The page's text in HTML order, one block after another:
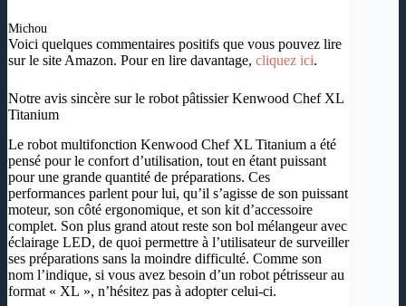
Michou
Voici quelques commentaires positifs que vous pouvez lire
sur le site Amazon. Pour en lire davantage, cliquez ici.
Notre avis sincère sur le robot pâtissier Kenwood Chef XL
Titanium
Le robot multifonction Kenwood Chef XL Titanium a été
pensé pour le confort d’utilisation, tout en étant puissant
pour une grande quantité de préparations. Ces
performances parlent pour lui, qu’il s’agisse de son puissant
moteur, son côté ergonomique, et son kit d’accessoire
complet. Son plus grand atout reste son bol mélangeur avec
éclairage LED, de quoi permettre à l’utilisateur de surveiller
ses préparations sans la moindre difficulté. Comme son
nom l’indique, si vous avez besoin d’un robot pétrisseur au
format « XL », n’hésitez pas à adopter celui-ci.